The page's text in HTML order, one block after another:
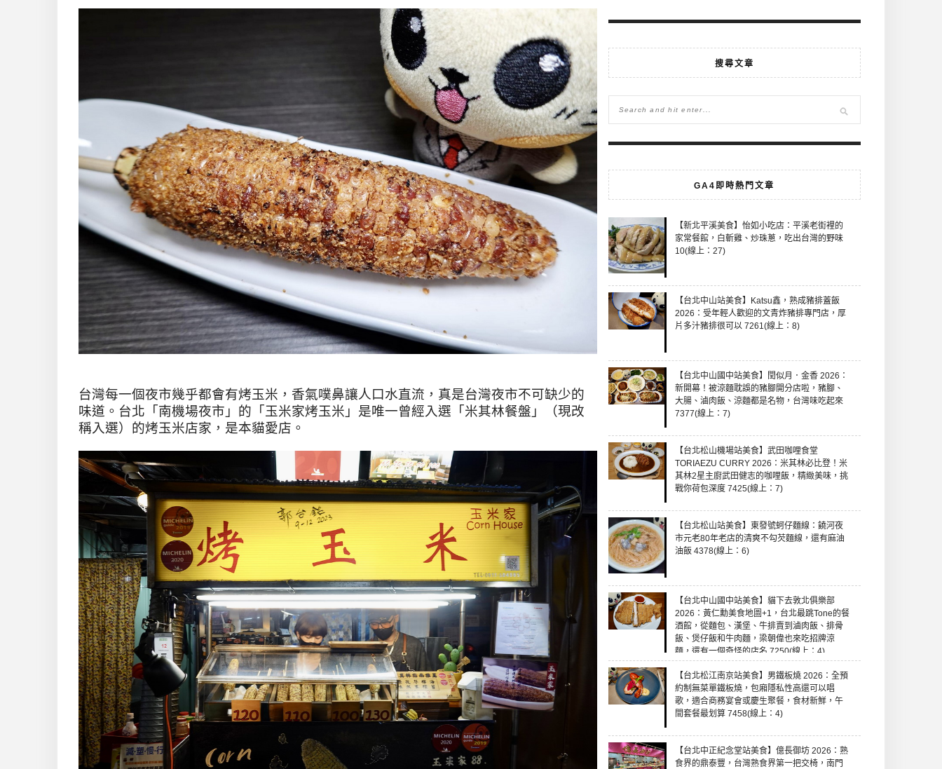
台灣每一個夜市幾乎都會有烤玉米，香氣噗鼻讓人口水直流，真是台灣夜市不可缺少的
味道。台北「南機場夜市」的「玉米家烤玉米」是唯一曾經入選「米其林餐盤」（現改
稱入選）的烤玉米店家，是本貓愛店。
搜尋文章
GA4即時熱門文章
【新北平溪美食】怡如小吃店：平溪老街裡的
家常餐館，白斬雞、炒珠蔥，吃出台灣的野味
10(線上：27)
【台北中山站美食】Katsu鑫，熟成豬排蓋飯
2026：受年輕人歡迎的文青炸豬排專門店，厚
片多汁豬排很可以 7261(線上：8)
【台北中山國中站美食】閏似月．金香 2026：
新開幕！被涼麵耽誤的豬腳開分店啦，豬腳、
大腸、滷肉飯、涼麵都是名物，台灣味吃起來
7377(線上：7)
【台北松山機場站美食】武田咖哩食堂
TORIAEZU CURRY 2026：米其林必比登！米
其林2星主廚武田健志的咖哩飯，精緻美味，挑
戰你荷包深度 7425(線上：7)
【台北松山站美食】東發號蚵仔麵線：饒河夜
市元老80年老店的清爽不勾芡麵線，還有麻油
油飯 4378(線上：6)
【台北中山國中站美食】貓下去敦北俱樂部
2026：黃仁勳美食地圖+1，台北最跳Tone的餐
酒館，從麵包、漢堡、牛排賣到滷肉飯、排骨
飯、煲仔飯和牛肉麵，梁朝偉也來吃招牌涼
麵，還有一個奇怪的店名 7250(線上：4)
【台北松江南京站美食】男鐵板燒 2026：全預
約制無菜單鐵板燒，包廂隱私性高還可以唱
歌，適合商務宴會或慶生聚餐，食材新鮮，午
間套餐最划算 7458(線上：4)
【台北中正紀念堂站美食】億長御坊 2026：熟
食界的鼎泰豐，台灣熟食界第一把交椅，南門